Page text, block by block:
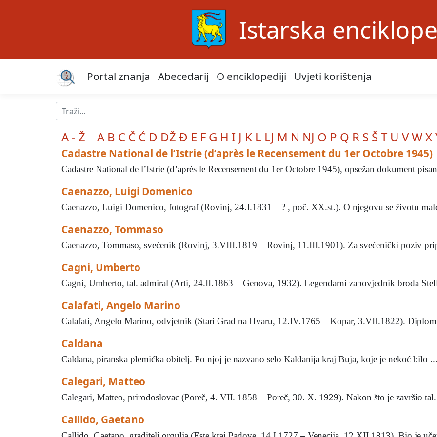
Istarska
Portal znanja Abecedarij O enciklopediji Uvjeti korištenja
A - Ž A B C Č Ć D DŽ Đ E F G H I J K L LJ M N NJ O P Q R S Š T U VWX
Cadastre National de l’Istrie (d’après le Recensement du 1er Octobre 1945)
Cadastre National de l’Istrie (d’après le Recensement du 1er Octobre 1945), opsežan dokument
Caenazzo, Luigi Domenico
Caenazzo, Luigi Domenico, fotograf (Rovinj, 24.I.1831 – ? , poč. XX.st.). O njegovu se životu
Caenazzo, Tommaso
Caenazzo, Tommaso, svećenik (Rovinj, 3.VIII.1819 – Rovinj, 11.III.1901). Za svećenički poziv
Cagni, Umberto
Cagni, Umberto, tal. admiral (Arti, 24.II.1863 – Genova, 1932). Legendarni zapovjednik broda
Calafati, Angelo Marino
Calafati, Angelo Marino, odvjetnik (Stari Grad na Hvaru, 12.IV.1765 – Kopar, 3.VII.1822).
Caldana
Caldana, piranska plemićka obitelj. Po njoj je nazvano selo Kaldanija kraj Buja, koje je nekoć bilo ...
Calegari, Matteo
Calegari, Matteo, prirodoslovac (Poreč, 4. VII. 1858 – Poreč, 30. X. 1929). Nakon što je završio
Callido, Gaetano